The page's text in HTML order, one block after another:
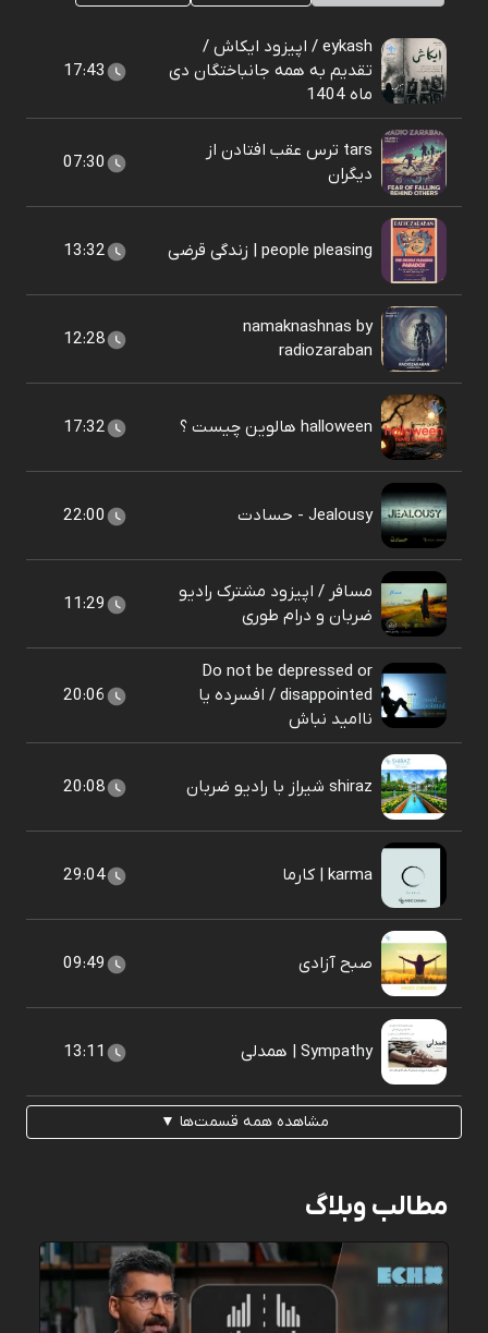
eykash / اپیزود ایکاش /
تقدیم به همه جانباختگان دی
ماه 1404
17:43
tars ترس عقب افتادن از
دیگران
07:30
people pleasing | زندگی قرضی 13:32
namaknashnas by
radiozaraban
12:28
halloween هالوین چیست ؟ 17:32
Jealousy - حسادت 22:00
مسافر / اپیزود مشترک رادیو
ضربان و درام طوری
11:29
Do not be depressed or
disappointed / افسرده یا
ناامید نباش
20:06
shiraz شیراز با رادیو ضربان 20:08
karma | کارما 29:04
صبح آزادی 09:49
Sympathy | همدلی 13:11
مشاهده همه قسمت‌ها ▼
مطالب وبلاگ